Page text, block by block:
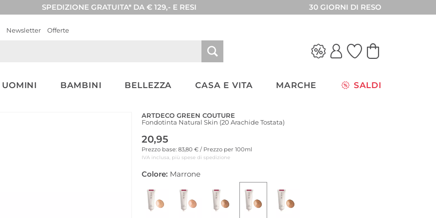
SPEDIZIONE GRATUITA* DA € 129,- E RESI 30 GIORNI DI RESO
Newsletter Offerte
UOMINI BAMBINI BELLEZZA CASA E VITA MARCHE SALDI
ARTDECO GREEN COUTURE
Fondotinta Natural Skin (20 Arachide Tostata)
20,95
Prezzo base: 83,80 € / Prezzo per 100ml
IVA inclusa, più spese di spedizione
Colore: Marrone